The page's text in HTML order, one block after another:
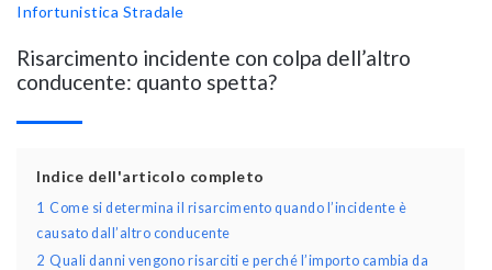
Infortunistica Stradale
Risarcimento incidente con colpa dell’altro
conducente: quanto spetta?
Indice dell'articolo completo
1 Come si determina il risarcimento quando l’incidente è
causato dall’altro conducente
2 Quali danni vengono risarciti e perché l’importo cambia da